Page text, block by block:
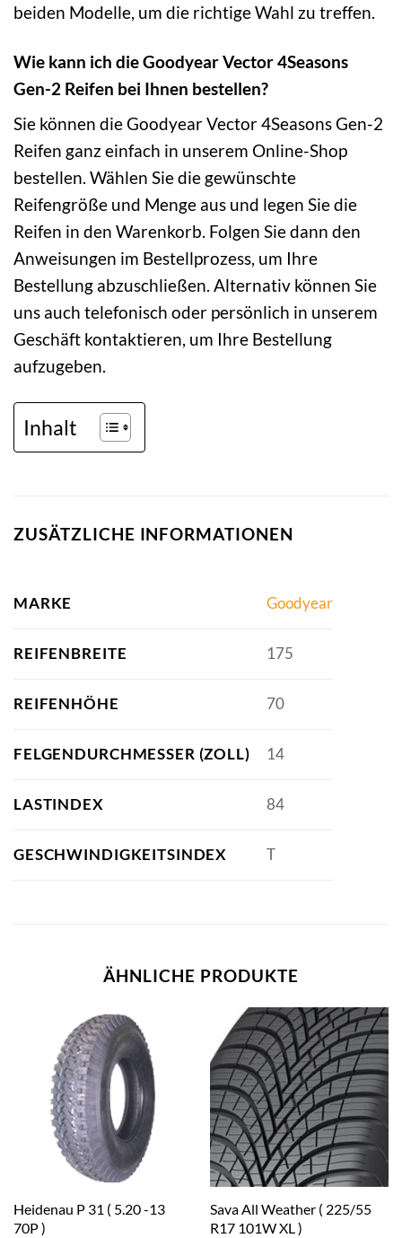
beiden Modelle, um die richtige Wahl zu treffen.
Wie kann ich die Goodyear Vector 4Seasons
Gen-2 Reifen bei Ihnen bestellen?
Sie können die Goodyear Vector 4Seasons Gen-2
Reifen ganz einfach in unserem Online-Shop
bestellen. Wählen Sie die gewünschte
Reifengröße und Menge aus und legen Sie die
Reifen in den Warenkorb. Folgen Sie dann den
Anweisungen im Bestellprozess, um Ihre
Bestellung abzuschließen. Alternativ können Sie
uns auch telefonisch oder persönlich in unserem
Geschäft kontaktieren, um Ihre Bestellung
aufzugeben.
Inhalt
ZUSÄTZLICHE INFORMATIONEN
MARKE Goodyear
REIFENBREITE 175
REIFENHÖHE 70
FELGENDURCHMESSER (ZOLL) 14
LASTINDEX 84
GESCHWINDIGKEITSINDEX T
ÄHNLICHE PRODUKTE
Heidenau P 31 ( 5.20 -13
70P )
Sava All Weather ( 225/55
R17 101W XL )